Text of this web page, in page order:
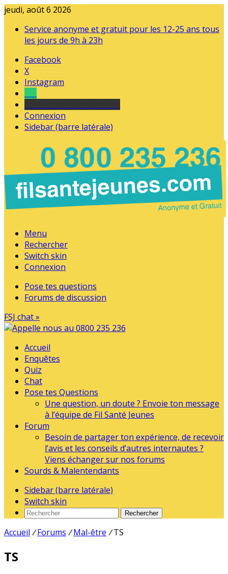
jeudi, août 6 2026
Service anonyme et gratuit pour les 12-25 ans tous
les jours de 9h à 23h
Facebook
X
Instagram
Connexion
Sidebar (barre latérale)
Menu
Rechercher
Switch skin
Connexion
Pose tes questions
Forums de discussion
FSJ chat »
Accueil
Enquêtes
Quiz
Chat
Pose tes Questions
Une question, un doute ? Envoie ton message
à l’équipe de Fil Santé Jeunes
Forum
Besoin de partager ton expérience, de recevoir
l’avis et les conseils d’autres internautes ?
Viens échanger sur nos forums
Sourds & Malentendants
Sidebar (barre latérale)
Switch skin
Rechercher
Accueil / Forums / Mal-être / TS
TS